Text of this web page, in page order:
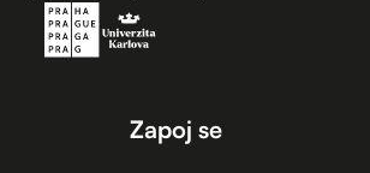
Zapoj se